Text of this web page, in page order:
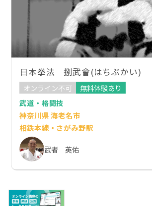
日本拳法 捌武會(はちぶかい)
オンライン不可
無料体験あり
武道・格闘技
神奈川県 海老名市
相鉄本線・さがみ野駅
武者 英佑